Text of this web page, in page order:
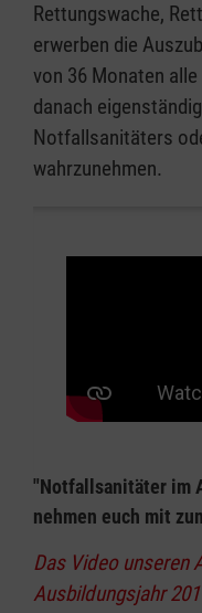
Rettungswache,
erwerben die
von 36 Monaten
danach
Notfallsanitäters
wahrzunehmen.
"Notfallsanitäter im
nehmen euch mit
Das Video unseren
Ausbildungsjahr